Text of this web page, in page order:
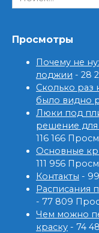
for:
Просмотры
Почему не
лоджии - 28
Сколько раз
было видно
Люки под
решение
116 166
Основные
111 956
Контакты -
Расписания
- 77 809
Чем можно
краску - 74